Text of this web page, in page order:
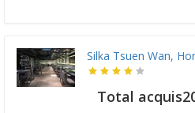
Silka Tsuen Wan,
Total